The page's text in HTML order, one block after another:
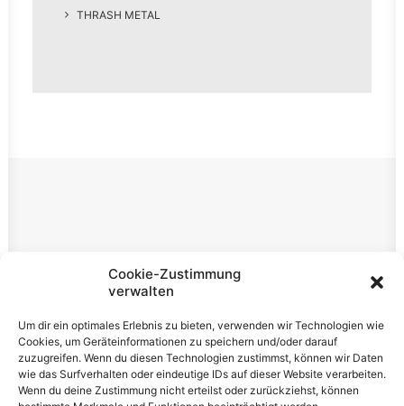
Cookie-Zustimmung
verwalten
Um dir ein optimales Erlebnis zu bieten, verwenden wir Technologien wie
Cookies, um Geräteinformationen zu speichern und/oder darauf
zuzugreifen. Wenn du diesen Technologien zustimmst, können wir Daten
wie das Surfverhalten oder eindeutige IDs auf dieser Website verarbeiten.
Wenn du deine Zustimmung nicht erteilst oder zurückziehst, können
THRASH METAL
Rechtliches
Datenschutzerklärung
Cookie-Richtlinie (EU)